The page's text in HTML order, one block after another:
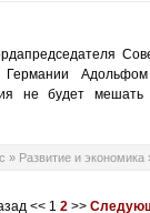
Адольфом
не будет
» Развитие и экономика
<< 1 2>>